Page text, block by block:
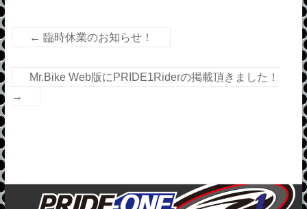
← 臨時休業のお知らせ！
Mr.Bike Web版にPRIDE1Riderの掲載頂きました！
→